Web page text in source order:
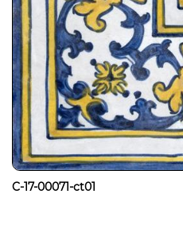
C-17-00071-ct01